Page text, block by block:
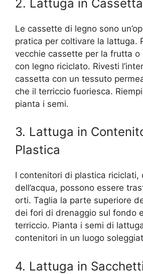
2. Lattuga in
Le cassette di legno sono
pratica per coltivare la lattuga.
vecchie cassette per la frutta o
con legno riciclato. Rivesti
cassetta con un tessuto
che il terriccio fuoriesca.
pianta i semi.
3. Lattuga in
Plastica
I contenitori di plastica riciclati,
dell’acqua, possono essere
orti. Taglia la parte superiore
dei fori di drenaggio sul fondo
terriccio. Pianta i semi di
contenitori in un luogo
4. Lattuga in